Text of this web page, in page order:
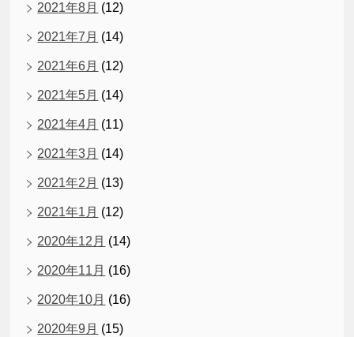
2021年8月 (12)
2021年7月 (14)
2021年6月 (12)
2021年5月 (14)
2021年4月 (11)
2021年3月 (14)
2021年2月 (13)
2021年1月 (12)
2020年12月 (14)
2020年11月 (16)
2020年10月 (16)
2020年9月 (15)